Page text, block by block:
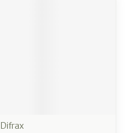
Difrax